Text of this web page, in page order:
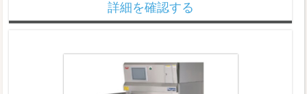
詳細を確認する